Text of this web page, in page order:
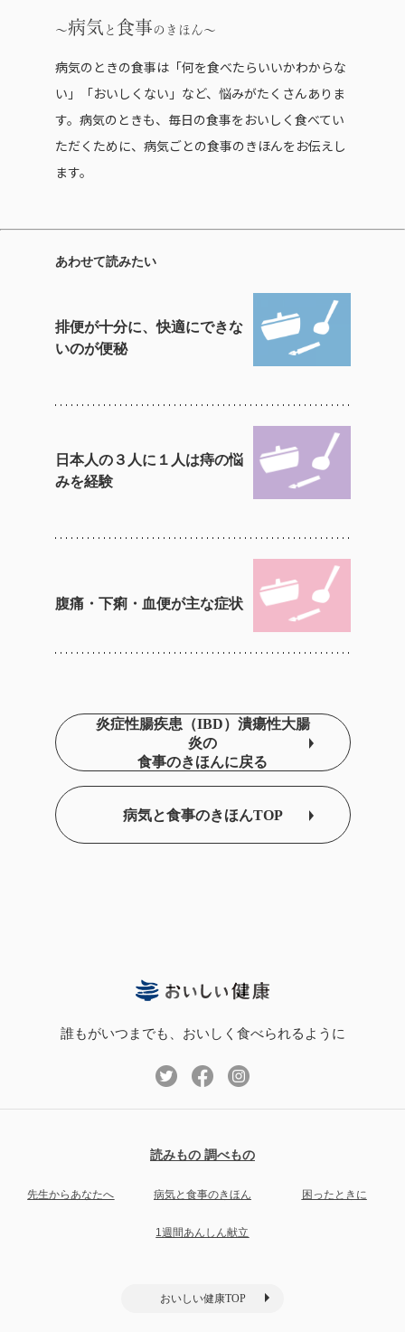
病気 と 食事のきほん
病気のときの食事は「何を食べたらいいかわからな
い」「おいしくない」など、悩みがたくさんありま
す。病気のときも、毎日の食事をおいしく食べてい
ただくために、病気ごとの食事のきほんをお伝えし
ます。
あわせて読みたい
排便が十分に、快適にできな
いのが便秘
日本人の３人に１人は痔の悩
みを経験
腹痛・下痢・血便が主な症状
炎症性腸疾患（IBD）潰瘍性大腸
炎の
食事のきほんに戻る
病気と食事のきほんTOP
誰もがいつまでも、おいしく食べられるように
読みもの 調べもの
先生からあなたへ 病気と食事のきほん 困ったときに
1週間あんしん献立
おいしい健康TOP